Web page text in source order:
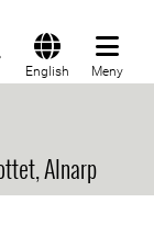
English Meny
Alnarp